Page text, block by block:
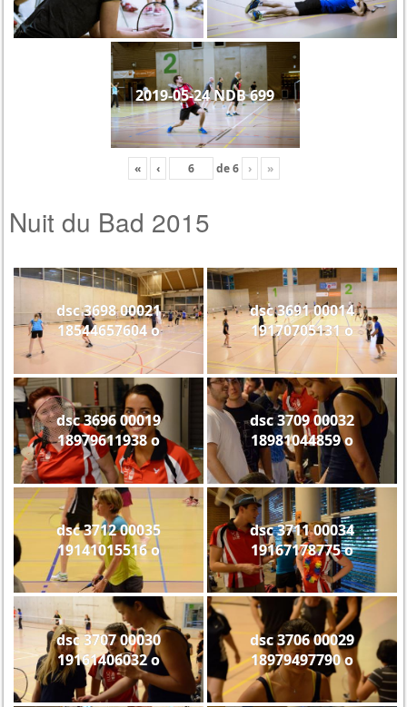
2019-05-24 NDB 699
« ‹ de6 › »
Nuit du Bad 2015
dsc 3698 00021
18544657604 o
dsc 3691 00014
19170705131 o
dsc 3696 00019
18979611938 o
dsc 3709 00032
18981044859 o
dsc 3712 00035
19141015516 o
dsc 3711 00034
19167178775 o
dsc 3707 00030
19161406032 o
dsc 3706 00029
18979497790 o